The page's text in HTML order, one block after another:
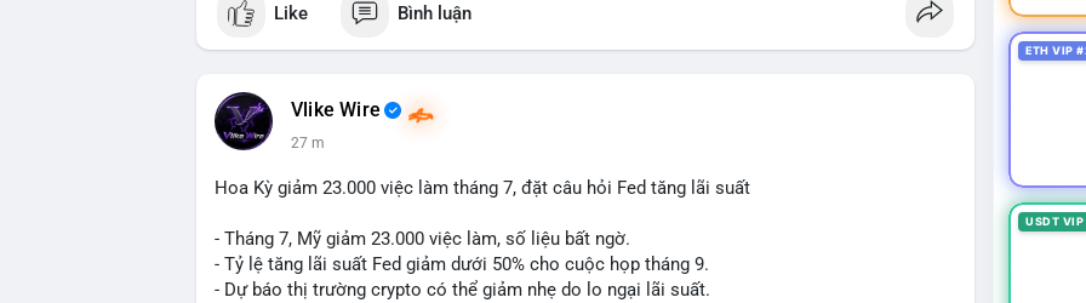
#vlikevn #titanbot
Like Bình luận
Vlike Wire
27 m
Hoa Kỳ giảm 23.000 việc làm tháng 7, đặt câu hỏi Fed tăng lãi suất
- Tháng 7, Mỹ giảm 23.000 việc làm, số liệu bất ngờ.
- Tỷ lệ tăng lãi suất Fed giảm dưới 50% cho cuộc họp tháng 9.
- Dự báo thị trường crypto có thể giảm nhẹ do lo ngại lãi suất.
ETH VIP
USDT